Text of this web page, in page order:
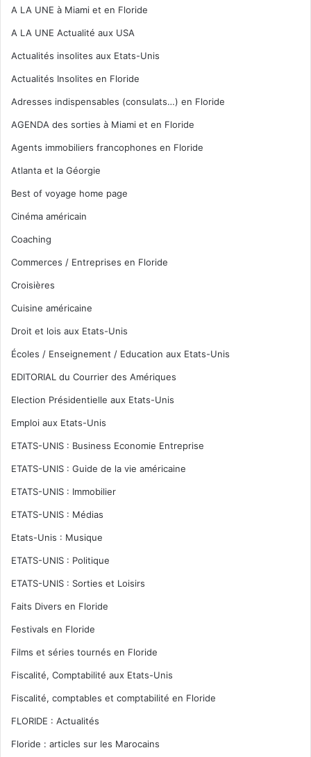
A LA UNE à Miami et en Floride
A LA UNE Actualité aux USA
Actualités insolites aux Etats-Unis
Actualités Insolites en Floride
Adresses indispensables (consulats…) en Floride
AGENDA des sorties à Miami et en Floride
Agents immobiliers francophones en Floride
Atlanta et la Géorgie
Best of voyage home page
Cinéma américain
Coaching
Commerces / Entreprises en Floride
Croisières
Cuisine américaine
Droit et lois aux Etats-Unis
Écoles / Enseignement / Education aux Etats-Unis
EDITORIAL du Courrier des Amériques
Election Présidentielle aux Etats-Unis
Emploi aux Etats-Unis
ETATS-UNIS : Business Economie Entreprise
ETATS-UNIS : Guide de la vie américaine
ETATS-UNIS : Immobilier
ETATS-UNIS : Médias
Etats-Unis : Musique
ETATS-UNIS : Politique
ETATS-UNIS : Sorties et Loisirs
Faits Divers en Floride
Festivals en Floride
Films et séries tournés en Floride
Fiscalité, Comptabilité aux Etats-Unis
Fiscalité, comptables et comptabilité en Floride
FLORIDE : Actualités
Floride : articles sur les Marocains